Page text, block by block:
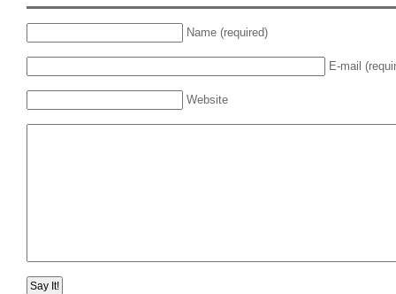
Name (required)
E-mail
Website